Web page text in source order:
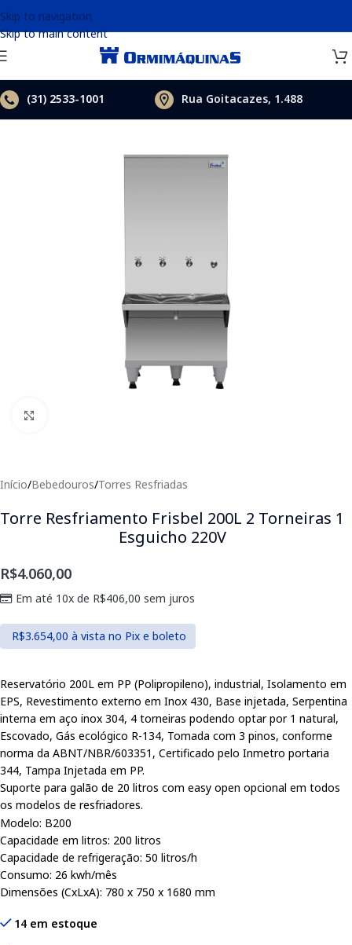
Skip to navigation
Skip to main content
(31) 2533-1001 Rua Goitacazes, 1.488
Início/Bebedouros/Torres Resfriadas
Torre Resfriamento Frisbel 200L 2 Torneiras 1
Esguicho 220V
R$4.060,00
Em até 10x de R$406,00 sem juros
R$3.654,00 à vista no Pix e boleto
Reservatório 200L em PP (Polipropileno), industrial, Isolamento em
EPS, Revestimento externo em Inox 430, Base injetada, Serpentina
interna em aço inox 304, 4 torneiras podendo optar por 1 natural,
Escovado, Gás ecológico R-134, Tomada com 3 pinos, conforme
norma da ABNT/NBR/603351, Certificado pelo Inmetro portaria
344, Tampa Injetada em PP.
Suporte para galão de 20 litros com easy open opcional em todos
os modelos de resfriadores.
Modelo: B200
Capacidade em litros: 200 litros
Capacidade de refrigeração: 50 litros/h
Consumo: 26 kwh/mês
Dimensões (CxLxA): 780 x 750 x 1680 mm
14 em estoque